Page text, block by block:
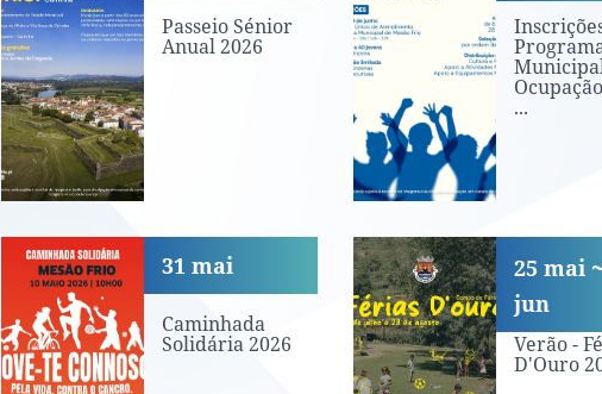
Passeio Sénior
Anual 2026
...
Caminhada Solidária 2026
Caminhada
Solidária 2026
31 mai Férias de
Férias de
Verão -
D'Ouro
25 mai
jun